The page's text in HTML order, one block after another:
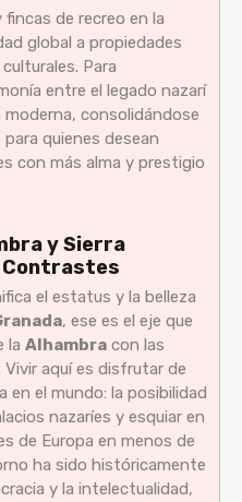
de recreo en la
global a propiedades
Para
entre el legado nazarí
consolidándose
quienes desean
con más alma y prestigio
y Sierra
Contrastes
el estatus y la belleza
, ese es el eje que
la Alhambra con las
Vivir aquí es disfrutar de
en el mundo: la posibilidad
nazaríes y esquiar en
de Europa en menos de
ha sido históricamente
y la intelectualidad,